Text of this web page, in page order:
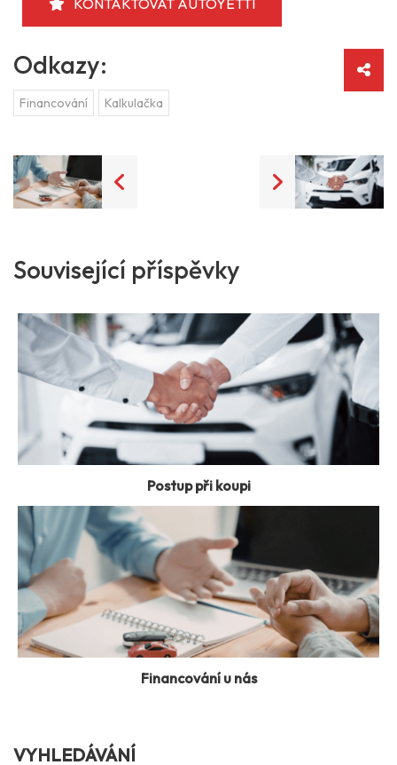
Odkazy:
Financování Kalkulačka
Související příspěvky
Postup při koupi
Financování u nás
VYHLEDÁVÁNÍ